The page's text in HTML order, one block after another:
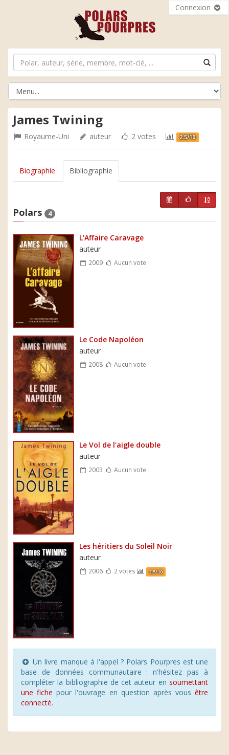
Connexion
James Twining
Royaume-Uni auteur 2 votes 2.5/10
Biographie Bibliographie
Polars 4
L'Affaire Caravage
auteur
2009 Aucun vote
Le Code Napoléon
auteur
2008 Aucun vote
Le Vol de l'aigle double
auteur
2003 Aucun vote
Les héritiers du Soleil Noir
auteur
2006 2 votes 2.5/10
Un livre manque à l'appel ? Polars Pourpres est une
base de données communautaire : n'hésitez pas à
compléter la bibliographie de cet auteur en soumettant
une fiche pour l'ouvrage en question après vous être
connecté.